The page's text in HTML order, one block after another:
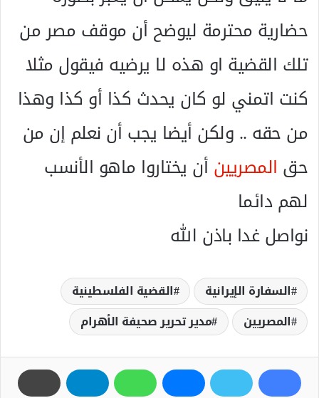
حضارية محترمة ليوضح أن موقف مصر من
تلك القضية او هذه لا يرضيه فيقول مثلا
كنت اتمني لو كان يحدث كذا أو كذا وهذا
من حقه .. ولكن أيضا يجب أن نعلم إن من
حق المصريينأن يختاروا ماهو الأنسب
لهم دائما
نواصل غدا باذن الله
السفارة الإيرانية
القضية الفلسطينية
المصريين
مدير تحرير صحيفة الأهرام